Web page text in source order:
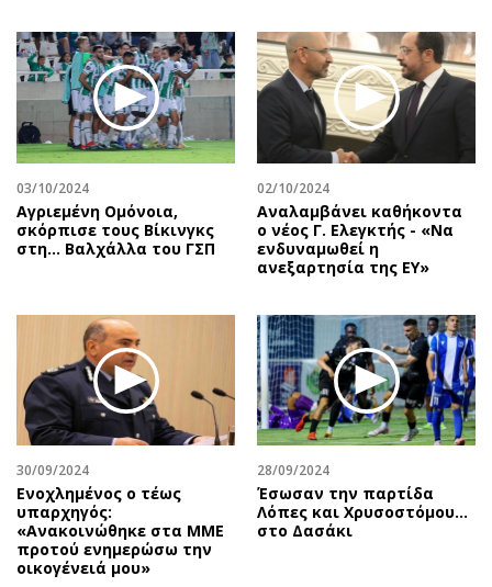
Προεδρικές 2023
Δημοσκοπήσεις
Διπλωματία
Αθλητισμός
Κύπρος
Ελλάδα
Διεθνή
Κληρώσεις Allwyn
Οικονομία
Real Estate
Επιχειρήσεις
Αγορές
Money Review
AstroBank Properties
Trends
Ενέργεια
Ναυτιλία
Πωλούνται
Ζητούν εργασία
Θέσεις εργασίας
Νέα
Κινητά-tablets
Social
Αυτοκίνηση
Πολιτική
Οικονομία
Γενικά
Αναδρομές
Πρόσωπα
Περιβάλλον
Good Life
Γυναίκα
03/10/2024
Αγριεμένη Ομόνοια,
σκόρπισε τους Βίκινγκς
στη… Βαλχάλλα του ΓΣΠ
02/10/2024
Αναλαμβάνει καθήκοντα
ο νέος Γ. Ελεγκτής - «Να
ενδυναμωθεί η
ανεξαρτησία της ΕΥ»
30/09/2024
Ενοχλημένος ο τέως
υπαρχηγός:
«Ανακοινώθηκε στα ΜΜΕ
προτού ενημερώσω την
οικογένειά μου»
28/09/2024
Έσωσαν την παρτίδα
Λόπες και Χρυσοστόμου…
στο Δασάκι